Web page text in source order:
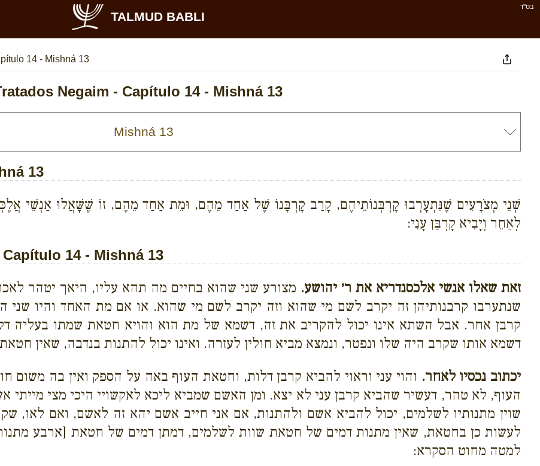
בס''ד
TALMUD BABLI
14 - Mishná 13
Negaim - Capítulo 14 - Mishná 13
13
שְׁנֵי מְצֹרָעִים שֶׁנִּתְעָרְבוּ קָרְבְּנוֹתֵיהֶם, קָרַב קָרְבָּנוֹ שֶׁל אַחַד מֵהֶם, וּמֵת אַחַד מֵהֶם, זוֹ שֶׁשָּׁאֲלוּ אַנְשֵׁי
לְאַחֵר וְיָבִיא קָרְבַּן עָנִי:
14 - Mishná 13
זאת שאלו אנשי אלכסנדריא את ר׳ יהושע. מצורע שני שהוא בחיים מה תהא עליו, היאך יטהר
שנתערבו קרבנותיהן זה יקרב לשם מי שהוא וזה יקרב לשם מי שהוא. או אם מת האחד והיו שני
קרבן אחר. אבל השתא אינו יכול להקריב את זה, דשמא של מת הוא והויא חטאת שמתו בעליה
דשמא אותו שקרב היה שלו ונפטר, ונמצא מביא חולין לעזרה. ואינו יכול להתנות בנדבה, שאין
יכתוב נכסיו לאחר. והוי עני וראוי להביא קרבן דלות, וחטאת העוף באה על הספק ואין בה משום
העוף, לא טהר, דעשיר שהביא קרבן עני לא יצא. ומן האשם שמביא ליכא לאקשויי היכי מצי מייתי
שוין מתנותיו לשלמים, יכול להביא אשם ולהתנות, אם אני חייב אשם יהא זה לאשם, ואם לאו,
לעשות כן בחטאת, שאין מתנות דמים של חטאת שוות לשלמים, דמתן דמים של חטאת [ארבע
למטה מחוט הסקרא: